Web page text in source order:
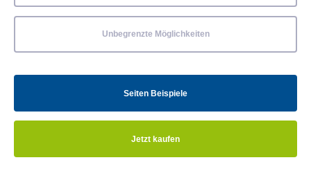
Unbegrenzte Möglichkeiten
Seiten Beispiele
Jetzt kaufen